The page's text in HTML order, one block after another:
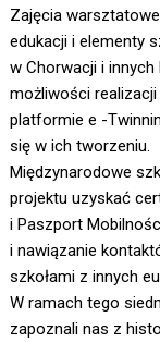
Zajęcia
edukacji i elementy
w Chorwacji i
możliwości
platformie e -
się w ich tworzeniu.
Międzynarodowe
projektu uzyskać
i Paszport
i nawiązanie
szkołami z innych
W ramach tego
zapoznali nas z